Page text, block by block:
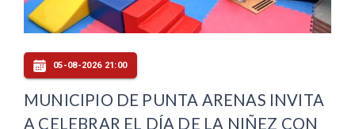
05-08-2026 21:00
MUNICIPIO DE PUNTA ARENAS INVITA
A CELEBRAR EL DÍA DE LA NIÑEZ CON